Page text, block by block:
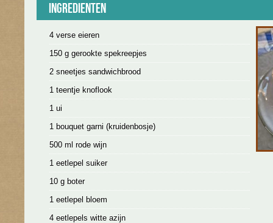
Ingredienten
4 verse eieren
150 g gerookte spekreepjes
2 sneetjes sandwichbrood
1 teentje knoflook
1 ui
1 bouquet garni (kruidenbosje)
500 ml rode wijn
1 eetlepel suiker
10 g boter
1 eetlepel bloem
4 eetlepels witte azijn